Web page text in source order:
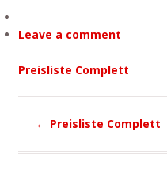
Leave a comment
Preisliste Complett
← Preisliste Complett